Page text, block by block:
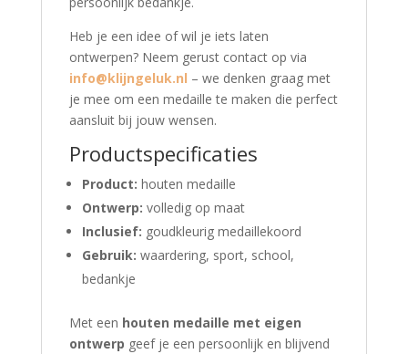
Heb je een idee of wil je iets laten
ontwerpen? Neem gerust contact op via
info@klijngeluk.nl – we denken graag met
je mee om een medaille te maken die perfect
aansluit bij jouw wensen.
Productspecificaties
Product: houten medaille
Ontwerp: volledig op maat
Inclusief: goudkleurig medaillekoord
Gebruik: waardering, sport, school,
bedankje
Met een houten medaille met eigen
ontwerp geef je een persoonlijk en blijvend